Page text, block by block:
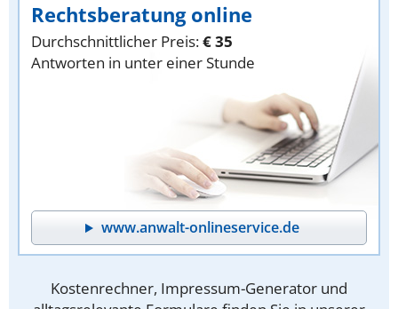
Rechtsberatung online
Durchschnittlicher Preis:€ 35
Antworten in unter einer Stunde
www.anwalt-onlineservice.de
Kostenrechner, Impressum-Generator und